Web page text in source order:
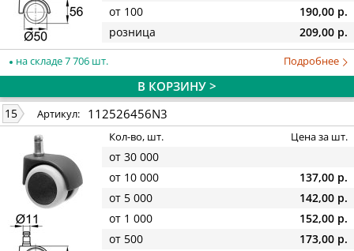
от 100
190,00 р.
розница
209,00 р.
на складе 7 706 шт. Подробнее
В КОРЗИНУ >
15 Артикул: 112526456N3
Кол-во, шт. Цена за шт.
от 30 000
от 10 000
137,00 р.
от 5 000
142,00 р.
от 1 000
152,00 р.
от 500
173,00 р.